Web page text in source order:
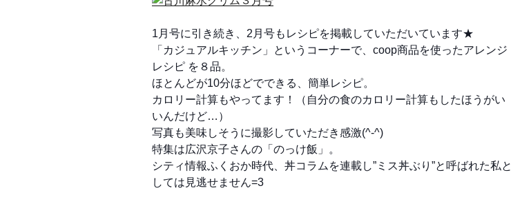
1月号に引き続き、2月号もレシピを掲載していただいています★
「カジュアルキッチン」というコーナーで、coop商品を使ったアレンジ
レシピ を８品。
ほとんどが10分ほどでできる、簡単レシピ。
カロリー計算もやってます！（自分の食のカロリー計算もしたほうがい
いんだけど…）
写真も美味しそうに撮影していただき感激(^-^)
特集は広沢京子さんの「のっけ飯」。
シティ情報ふくおか時代、丼コラムを連載し”ミス丼ぶり”と呼ばれた私と
しては見逃せません=3